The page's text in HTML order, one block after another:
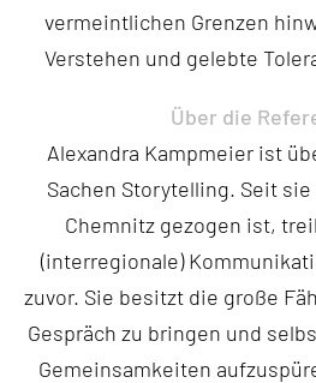
vermeintlichen Grenzen
Verstehen und gelebte
Über die
Alexandra Kampmeier ist
Sachen Storytelling. Seit
Chemnitz gezogen ist,
(interregionale)
zuvor. Sie besitzt die große
Gespräch zu bringen und
Gemeinsamkeiten